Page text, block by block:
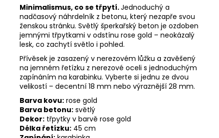
Minimalismus, co se třpytí.Jednoduchý a
nadčasový náhrdelník z betonu, který nezapře svou
ženskou stránku. Světlý šperkařský beton je ozdoben
jemnými třpytkami v odstínu rose gold – neokázalý
lesk, co zachytí světlo i pohled.
Přívěsek je zasazený v nerezovém lůžku a zavěšený
na jemném řetízku z nerezové oceli s jednoduchým
zapínáním na karabinku. Vyberte si jednu ze dvou
velikostí – decentní 18 mm nebo výraznější 28 mm.
Barva kovu: rose gold
Barva betonu: světlý
Dekor: třpytky v barvě rose gold
Délka řetízku: 45 cm